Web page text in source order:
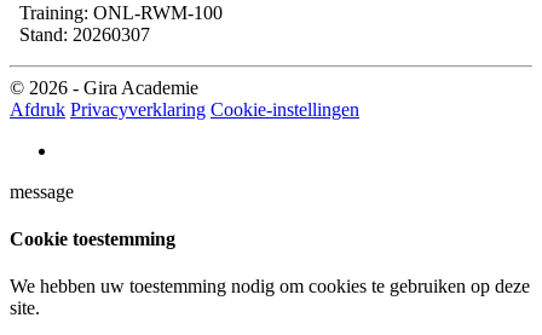
Training: ONL-RWM-100
Stand: 20260307
© 2026 - Gira Academie
Afdruk Privacyverklaring Cookie-instellingen
message
Cookie toestemming
We hebben uw toestemming nodig om cookies te gebruiken op deze
site.